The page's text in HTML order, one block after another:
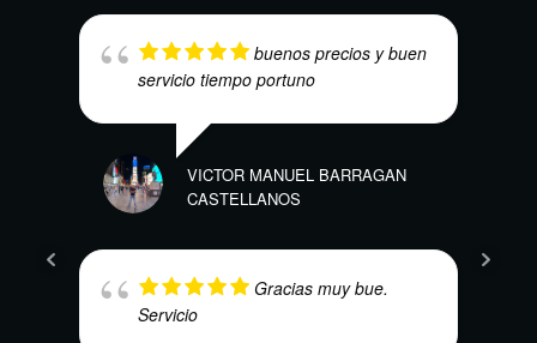
buenos precios y buen
servicio tiempo portuno
VICTOR MANUEL BARRAGAN
CASTELLANOS
Gracias muy bue.
Servicio